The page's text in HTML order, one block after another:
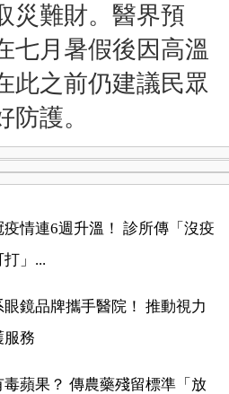
災難財。醫界預
七月暑假後因高溫
此之前仍建議民眾
護。
疫情連6週升溫！ 診所傳「沒疫
打」...
眼鏡品牌攜手醫院！ 推動視力
服務
毒蘋果？ 傳農藥殘留標準「放